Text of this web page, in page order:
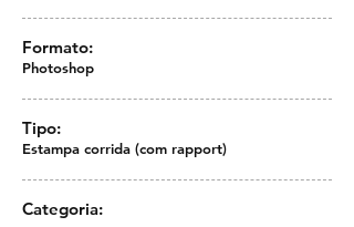
Formato:
Photoshop
Tipo:
Estampa corrida (com rapport)
Categoria: